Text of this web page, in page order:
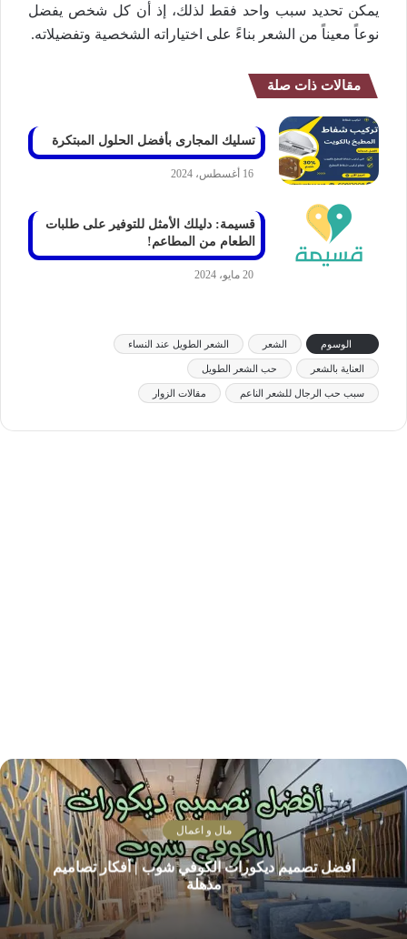
يمكن تحديد سبب واحد فقط لذلك، إذ أن كل شخص يفضل
نوعاً معيناً من الشعر بناءً على اختياراته الشخصية وتفضيلاته.
مقالات ذات صلة
تسليك المجارى بأفضل الحلول المبتكرة
16 أغسطس، 2024
قسيمة: دليلك الأمثل للتوفير على طلبات
الطعام من المطاعم!
20 مايو، 2024
الوسوم الشعر الشعر الطويل عند النساء
العناية بالشعر حب الشعر الطويل
سبب حب الرجال للشعر الناعم مقالات الزوار
مال و اعمال
أفضل تصميم ديكورات الكوفي شوب | أفكار تصاميم
مذهلة